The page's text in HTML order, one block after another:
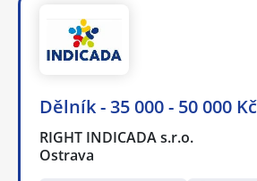
Dělník - 35 000 - 50 000
RIGHT INDICADA s.r.o.
Ostrava